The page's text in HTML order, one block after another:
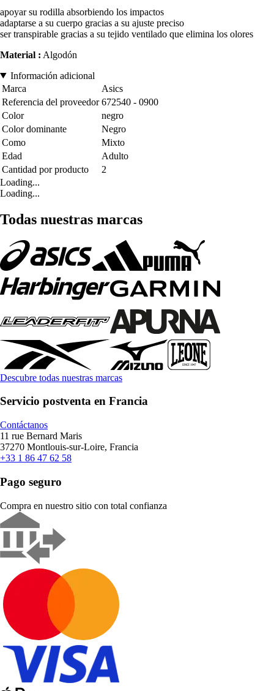
apoyar su rodilla absorbiendo los impactos
adaptarse a su cuerpo gracias a su ajuste preciso
ser transpirable gracias a su tejido ventilado que elimina los olores
Material : Algodón
Información adicional
Marca
Asics
Referencia del proveedor 672540 - 0900
Color
negro
Color dominante
Negro
Como
Mixto
Edad
Adulto
Cantidad por producto
2
Loading...
Loading...
Todas nuestras marcas
Descubre todas nuestras marcas
Servicio postventa en Francia
Contáctanos
11 rue Bernard Maris
37270 Montlouis-sur-Loire, Francia
+33 1 86 47 62 58
Pago seguro
Compra en nuestro sitio con total confianza